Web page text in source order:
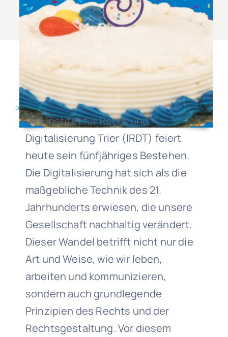
Published On: February 8, 2024 · 4.7 min read
Das Institut für Recht und
Digitalisierung Trier (IRDT) feiert
heute sein fünfjähriges Bestehen.
Die Digitalisierung hat sich als die
maßgebliche Technik des 21.
Jahrhunderts erwiesen, die unsere
Gesellschaft nachhaltig verändert.
Dieser Wandel betrifft nicht nur die
Art und Weise, wie wir leben,
arbeiten und kommunizieren,
sondern auch grundlegende
Prinzipien des Rechts und der
Rechtsgestaltung. Vor diesem